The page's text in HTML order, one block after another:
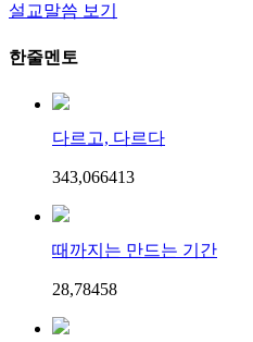
설교말씀 보기
한줄멘토
다르고, 다르다
343,066413
때까지는 만드는 기간
28,78458